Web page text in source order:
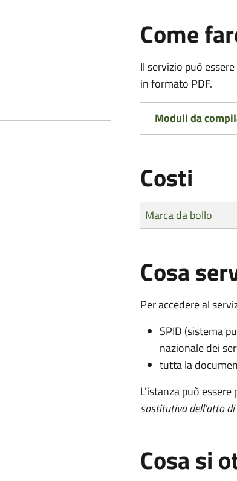
Come
Il servizio può
in formato PDF.
Moduli da
Costi
Tipo di pagamento
Importo
Marca da bollo
Cosa
Per accedere al
SPID (sistema
nazionale dei
tutta la
L'istanza può
sostitutiva dell'atto
Cosa si